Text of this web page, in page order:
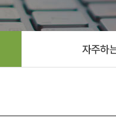
자주하